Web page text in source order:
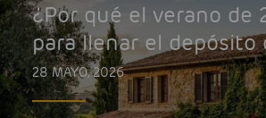
¿Por qué el verano
para llenar el depósito
28 MAYO, 2026